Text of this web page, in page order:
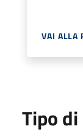
VAI ALLA
Tipo